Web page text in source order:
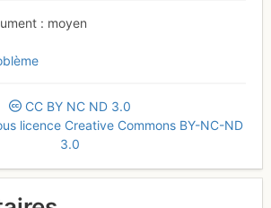
moyen
CC BY NC ND 3.0
licence Creative Commons BY-NC-ND
3.0